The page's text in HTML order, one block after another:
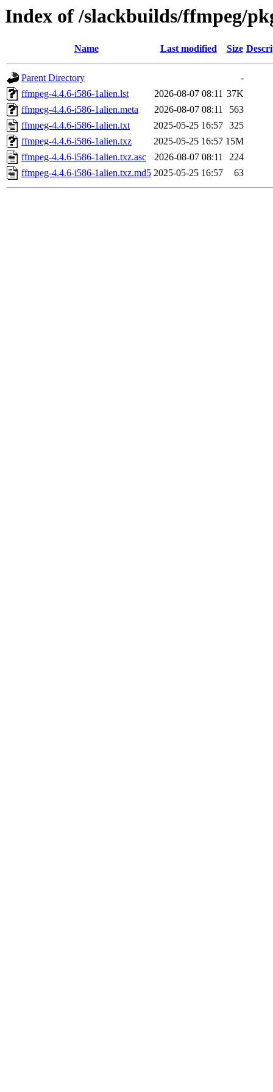
Index of /slackbuilds/ffmpeg/
Name Last modified Size
Parent Directory
-
ffmpeg-4.4.6-i586-1alien.lst
2026-08-07 08:11 37K
ffmpeg-4.4.6-i586-1alien.meta
2026-08-07 08:11
563
ffmpeg-4.4.6-i586-1alien.txt
2025-05-25 16:57 325
ffmpeg-4.4.6-i586-1alien.txz
2025-05-25 16:57 15M
ffmpeg-4.4.6-i586-1alien.txz.asc
2026-08-07 08:11
224
ffmpeg-4.4.6-i586-1alien.txz.md5 2025-05-25 16:57 63